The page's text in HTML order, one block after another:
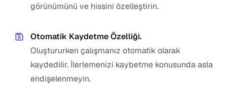
görünümünü ve hissini özelleştirin.
Otomatik Kaydetme Özelliği.
Oluştururken çalışmanız otomatik olarak
kaydedilir. İlerlemenizi kaybetme konusunda asla
endişelenmeyin.